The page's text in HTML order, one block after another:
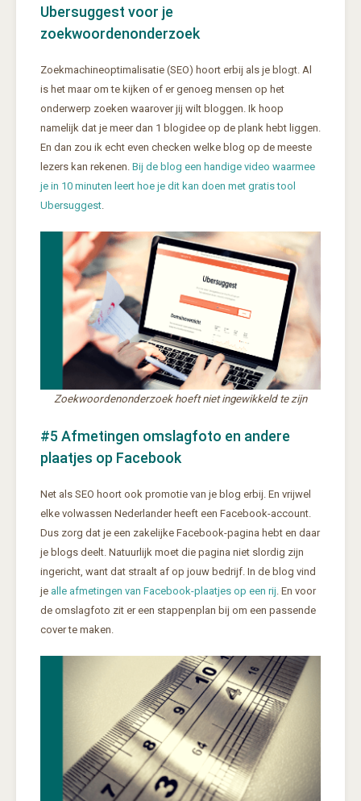
Ubersuggest voor je
zoekwoordenonderzoek
Zoekmachineoptimalisatie (SEO) hoort erbij als je blogt. Al
is het maar om te kijken of er genoeg mensen op het
onderwerp zoeken waarover jij wilt bloggen. Ik hoop
namelijk dat je meer dan 1 blogidee op de plank hebt liggen.
En dan zou ik echt even checken welke blog op de meeste
lezers kan rekenen. Bij de blog een handige video waarmee
je in 10 minuten leert hoe je dit kan doen met gratis tool
Ubersuggest.
Zoekwoordenonderzoek hoeft niet ingewikkeld te zijn
#5 Afmetingen omslagfoto en andere
plaatjes op Facebook
Net als SEO hoort ook promotie van je blog erbij. En vrijwel
elke volwassen Nederlander heeft een Facebook-account.
Dus zorg dat je een zakelijke Facebook-pagina hebt en daar
je blogs deelt. Natuurlijk moet die pagina niet slordig zijn
ingericht, want dat straalt af op jouw bedrijf. In de blog vind
je alle afmetingen van Facebook-plaatjes op een rij. En voor
de omslagfoto zit er een stappenplan bij om een passende
cover te maken.